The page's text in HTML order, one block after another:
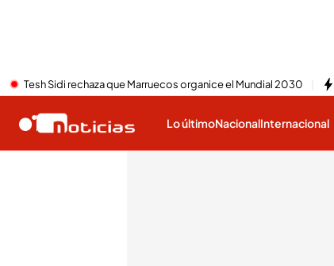
Tesh Sidi rechaza que Marruecos organice el Mundial 2030
Lo últimoNacionalInternacional